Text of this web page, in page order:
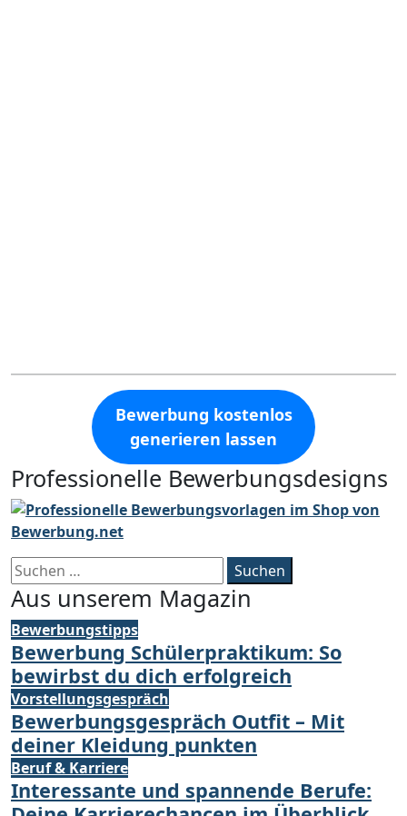
Bewerbung kostenlos
generieren lassen
Professionelle Bewerbungsdesigns
Suchen
nach:
Aus unserem Magazin
Bewerbungstipps
Bewerbung Schülerpraktikum: So
bewirbst du dich erfolgreich
Vorstellungsgespräch
Bewerbungsgespräch Outfit – Mit
deiner Kleidung punkten
Beruf & Karriere
Interessante und spannende Berufe: